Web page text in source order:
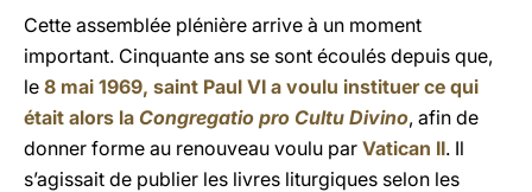
Cette assemblée plénière arrive à un moment
important. Cinquante ans se sont écoulés depuis que,
le 8 mai 1969, saint Paul VI a voulu instituer ce qui
était alors la Congregatio pro Cultu Divino, afin de
donner forme au renouveau voulu par Vatican II. Il
s’agissait de publier les livres liturgiques selon les